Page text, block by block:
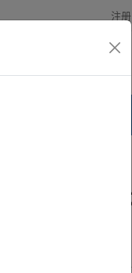
注册
“先进集
2025-